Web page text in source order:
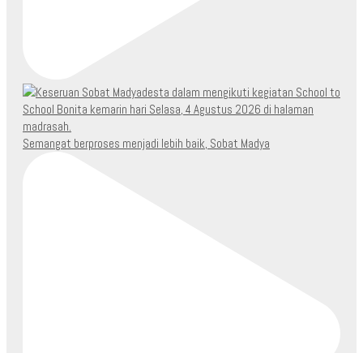
Semangat berproses menjadi lebih baik, Sobat Madya